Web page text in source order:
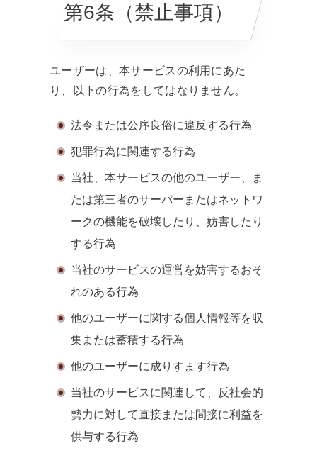
第6条（禁止事項）
ユーザーは、本サービスの利用にあた
り、以下の行為をしてはなりません。
法令または公序良俗に違反する行為
犯罪行為に関連する行為
当社、本サービスの他のユーザー、ま
たは第三者のサーバーまたはネットワ
ークの機能を破壊したり、妨害したり
する行為
当社のサービスの運営を妨害するおそ
れのある行為
他のユーザーに関する個人情報等を収
集または蓄積する行為
他のユーザーに成りすます行為
当社のサービスに関連して、反社会的
勢力に対して直接または間接に利益を
供与する行為